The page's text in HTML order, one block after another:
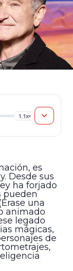
1.1x▾
es
Desde sus
ha forjado
pueden
una
animado
legado
mágicas,
de